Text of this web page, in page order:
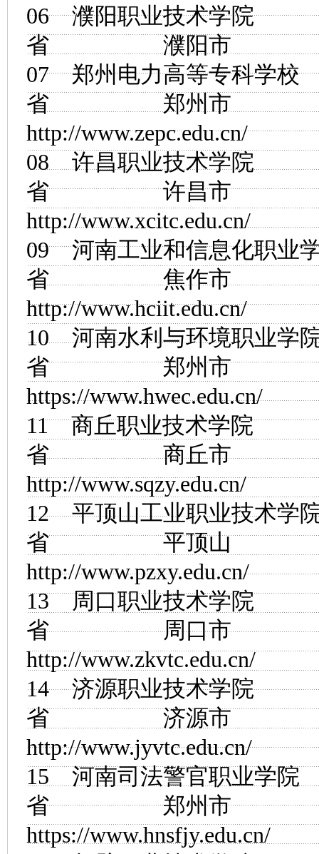
06濮阳职业技术学院
省 濮阳市
07郑州电力高等专科学校
省 郑州市
http://www.zepc.edu.cn/
08许昌职业技术学院
省 许昌市
http://www.xcitc.edu.cn/
09河南工业和信息化职业
省 焦作市
http://www.hciit.edu.cn/
10河南水利与环境职业学
省 郑州市
https://www.hwec.edu.cn/
11商丘职业技术学院
省 商丘市
http://www.sqzy.edu.cn/
12平顶山工业职业技术学
省 平顶山
http://www.pzxy.edu.cn/
13周口职业技术学院
省 周口市
http://www.zkvtc.edu.cn/
14济源职业技术学院
省 济源市
http://www.jyvtc.edu.cn/
15 河南司法警官职业学院
省 郑州市
https://www.hnsfjy.edu.cn/